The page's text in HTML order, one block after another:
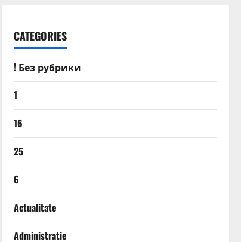
CATEGORIES
! Без рубрики
1
16
25
6
Actualitate
Administratie